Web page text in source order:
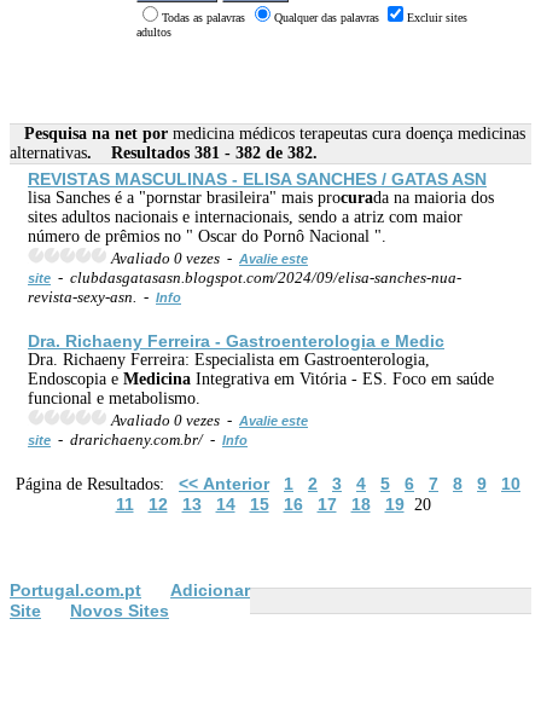
Todas as palavras Qualquer das palavras
Excluir sites
adultos
Pesquisa na net por medicina médicos terapeutas cura doença medicinas
alternativas. Resultados 381 - 382 de 382.
REVISTAS MASCULINAS - ELISA SANCHES / GATAS ASN
lisa Sanches é a "pornstar brasileira" mais procurada na maioria dos
sites adultos nacionais e internacionais, sendo a atriz com maior
número de prêmios no " Oscar do Pornô Nacional ".
Avaliado 0 vezes - Avalie este
site - clubdasgatasasn.blogspot.com/2024/09/elisa-sanches-nua-
revista-sexy-asn. - Info
Dra. Richaeny Ferreira - Gastroenterologia e Medic
Dra. Richaeny Ferreira: Especialista em Gastroenterologia,
Endoscopia e Medicina Integrativa em Vitória - ES. Foco em saúde
funcional e metabolismo.
Avaliado 0 vezes - Avalie este
site - drarichaeny.com.br/ - Info
Página de Resultados: << Anterior 1 2 3 4 5 6 7 8 9
10
11
12 13 14 15 16 17 18 1920
Portugal.com.pt
Adicionar
Site
Novos Sites